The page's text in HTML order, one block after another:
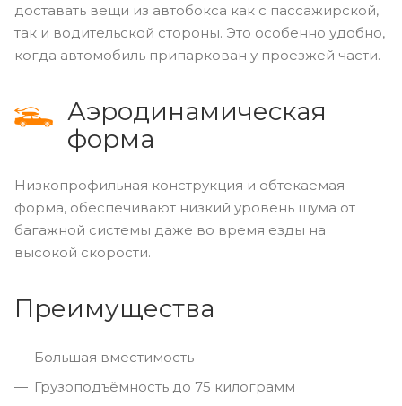
доставать вещи из автобокса как с пассажирской,
так и водительской стороны. Это особенно удобно,
когда автомобиль припаркован у проезжей части.
Аэродинамическая
форма
Низкопрофильная конструкция и обтекаемая
форма, обеспечивают низкий уровень шума от
багажной системы даже во время езды на
высокой скорости.
Преимущества
Большая вместимость
Грузоподъёмность до 75 килограмм